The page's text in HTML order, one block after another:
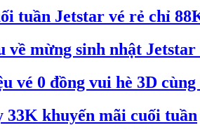
tuần Jetstar vé rẻ chỉ
về mừng sinh nhật
vé 0 đồng vui hè 3D
33K khuyến mãi cuối tuần